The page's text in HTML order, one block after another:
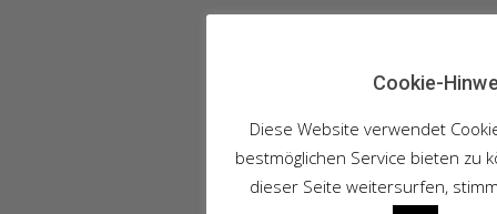
Cookie-
Diese Website verwendet
bestmöglichen Service bieten zu
dieser Seite weitersurfen,